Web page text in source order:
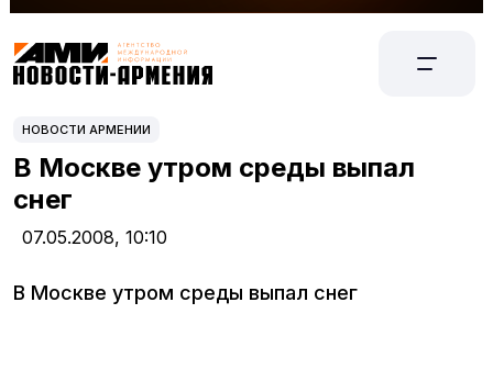
НОВОСТИ АРМЕНИИ
В Москве утром среды выпал
снег
07.05.2008, 10:10
В Москве утром среды выпал снег